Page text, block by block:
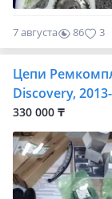
7 августа 86 3
Цепи
Discovery,
330 000 ₸